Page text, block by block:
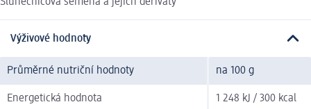
Slunečnicová semena a jejich deriváty
Výživové hodnoty
Průměrné nutriční hodnoty na 100 g
Energetická hodnota 1 248 kJ / 300 kcal